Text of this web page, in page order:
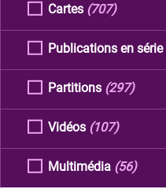
Cartes (707)
Publications en série
Partitions (297)
Vidéos (107)
Multimédia (56)